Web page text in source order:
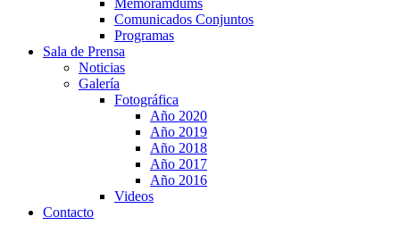
Memorámdums
Comunicados Conjuntos
Programas
Sala de Prensa
Noticias
Galería
Fotográfica
Año 2020
Año 2019
Año 2018
Año 2017
Año 2016
Videos
Contacto